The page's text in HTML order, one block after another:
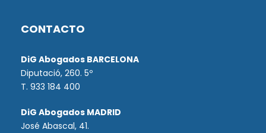
CONTACTO
DiG Abogados BARCELONA
Diputació, 260. 5º
T. 933 184 400
DiG Abogados MADRID
José Abascal, 41.